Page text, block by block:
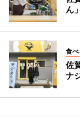
ん
食べ
佐
ナ